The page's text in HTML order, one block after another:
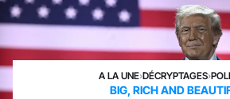
A LA UNE›DÉCRYPTAGES›
BIG, RICH AND